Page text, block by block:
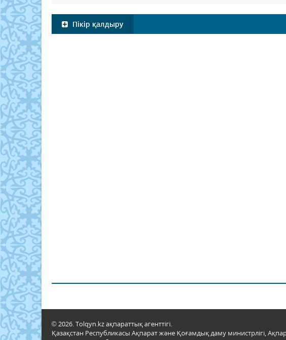
Пікір қалдыру
© 2026. Tolqyn.kz ақпараттық агенттігі.
Қазақстан Республикасы Ақпарат және Қоғамдық даму министрлігі,